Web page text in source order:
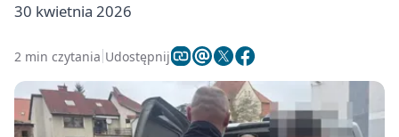
30 kwietnia 2026
2 min czytania Udostępnij